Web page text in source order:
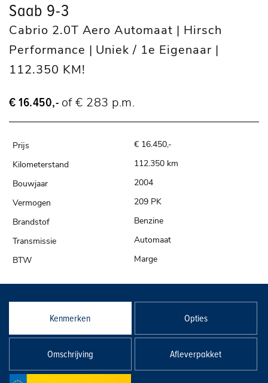
Saab 9-3
Cabrio 2.0T Aero Automaat | Hirsch
Performance | Uniek / 1e Eigenaar |
112.350 KM!
€ 16.450,- of € 283 p.m.
€ 16.450,-
112.350 km
2004
209 PK
Benzine
Automaat
Marge
Kenmerken Opties
Omschrijving Afleverpakket